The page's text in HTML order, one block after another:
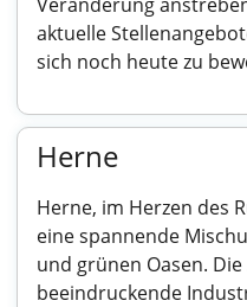
aktuelle
sich noch heute zu
Herne
Herne, im Herzen des
eine spannende
und grünen Oasen.
beeindruckende